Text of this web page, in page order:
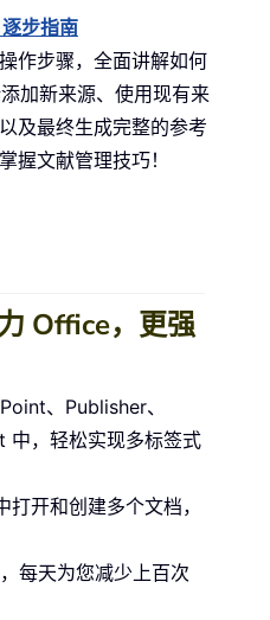
步指南
作步骤，全面讲解如何
加新来源、使用现有来
及最终生成完整的参考
握文献管理技巧！
Office，更强
、Publisher、
，轻松实现多标签式
开和创建多个文档，
每天为您减少上百次